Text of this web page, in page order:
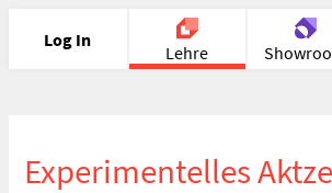
Log In
Lehre
Meet
Experimentelles